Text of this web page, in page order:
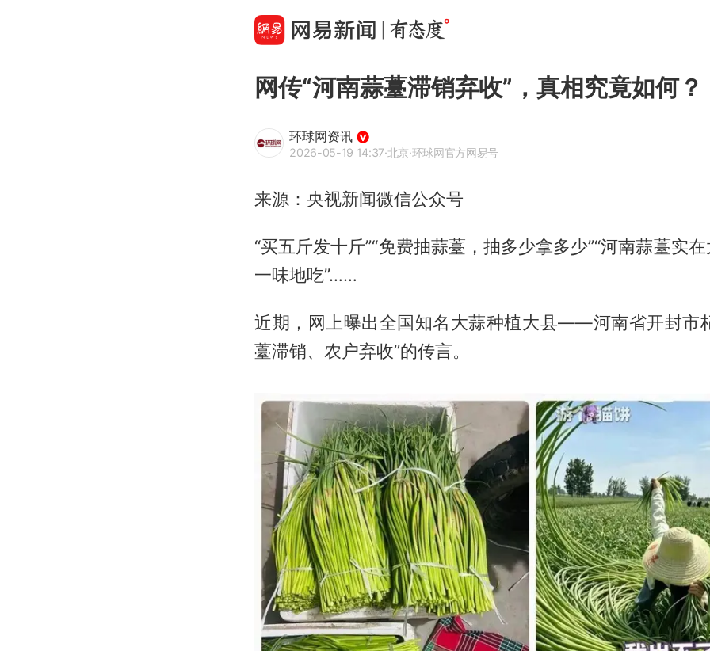
网传“河南蒜薹滞销弃收”，真相究竟如何？
环球网资讯
2026-05-19 14:37·北京·环球网官方网易号
来源：央视新闻微信公众号
“买五斤发十斤”“免费抽蒜薹，抽多少拿多少”“河南蒜薹实
一味地吃”……
近期，网上曝出全国知名大蒜种植大县——河南省开封市
薹滞销、农户弃收”的传言。